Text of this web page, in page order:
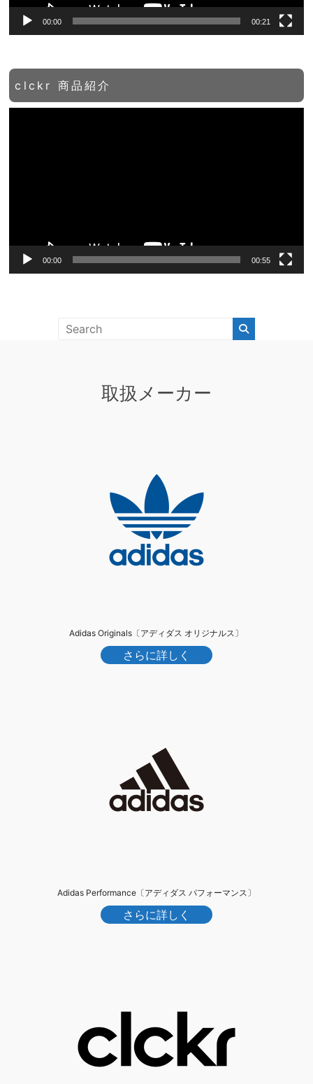
00:00 00:21
clckr 商品紹介
00:00 00:55
取扱メーカー
Adidas Originals〔アディダス オリジナルス〕
さらに詳しく
Adidas Performance〔アディダス パフォーマンス〕
さらに詳しく